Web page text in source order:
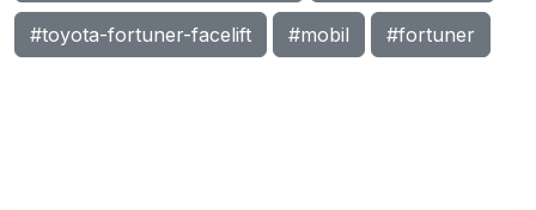
#toyota-fortuner-facelift #mobil #fortuner